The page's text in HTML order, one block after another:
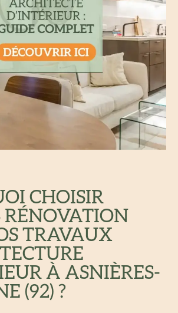
CHOISIR
RÉNOVATION
TRAVAUX
À ASNIÈRES-
(92) ?